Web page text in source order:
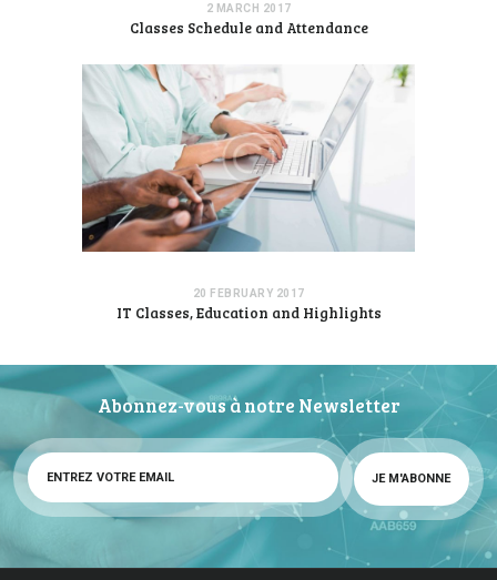
2 MARCH 2017
Classes Schedule and Attendance
20 FEBRUARY 2017
IT Classes, Education and Highlights
Abonnez-vous à notre Newsletter